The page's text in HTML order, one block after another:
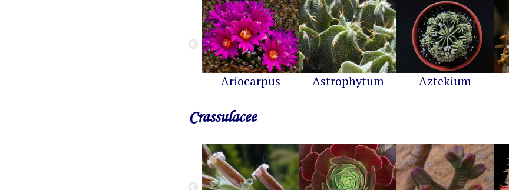
Ariocarpus Astrophytum Aztekium
Crassulacee